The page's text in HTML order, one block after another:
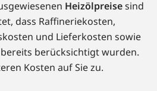
Heizölpreisesind
dass Raffineriekosten,
und Lieferkosten sowie
berücksichtigt wurden.
Kosten auf Sie zu.